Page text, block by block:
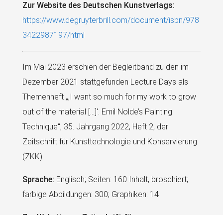
Zur Website des Deutschen Kunstverlags:
https://www.degruyterbrill.com/document/isbn/978
3422987197/html
Im Mai 2023 erschien der Begleitband zu den im
Dezember 2021 stattgefunden Lecture Days als
Themenheft „‚I want so much for my work to grow
out of the material […]‘. Emil Nolde’s Painting
Technique“, 35. Jahrgang 2022, Heft 2, der
Zeitschrift für Kunsttechnologie und Konservierung
(ZKK).
Sprache: Englisch; Seiten: 160 Inhalt, broschiert;
farbige Abbildungen: 300; Graphiken: 14